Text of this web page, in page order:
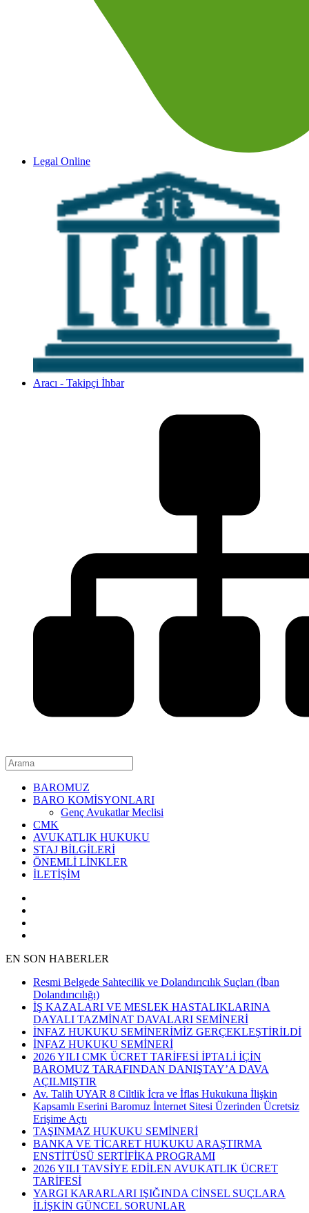
Legal Online
Aracı - Takipçi İhbar
BAROMUZ
BARO KOMİSYONLARI
Genç Avukatlar Meclisi
CMK
AVUKATLIK HUKUKU
STAJ BİLGİLERİ
ÖNEMLİ LİNKLER
İLETİŞİM
EN SON HABERLER
Resmi Belgede Sahtecilik ve Dolandırıcılık Suçları (İban
Dolandırıcılığı)
İŞ KAZALARI VE MESLEK HASTALIKLARINA
DAYALI TAZMİNAT DAVALARI SEMİNERİ
İNFAZ HUKUKU SEMİNERİMİZ GERÇEKLEŞTİRİLDİ
İNFAZ HUKUKU SEMİNERİ
2026 YILI CMK ÜCRET TARİFESİ İPTALİ İÇİN
BAROMUZ TARAFINDAN DANIŞTAY’A DAVA
AÇILMIŞTIR
Av. Talih UYAR 8 Ciltlik İcra ve İflas Hukukuna İlişkin
Kapsamlı Eserini Baromuz İnternet Sitesi Üzerinden Ücretsiz
Erişime Açtı
TAŞINMAZ HUKUKU SEMİNERİ
BANKA VE TİCARET HUKUKU ARAŞTIRMA
ENSTİTÜSÜ SERTİFİKA PROGRAMI
2026 YILI TAVSİYE EDİLEN AVUKATLIK ÜCRET
TARİFESİ
YARGI KARARLARI IŞIĞINDA CİNSEL SUÇLARA
İLİŞKİN GÜNCEL SORUNLAR